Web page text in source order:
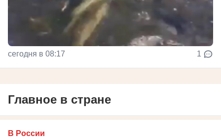
сегодня в 08:17 1
Главное в стране
В России